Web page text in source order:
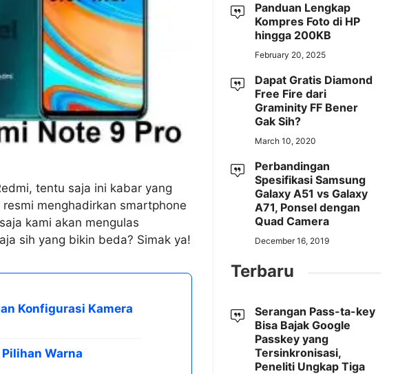
tentu saja ini kabar yang
menghadirkan smartphone
kami akan mengulas
sih yang bikin beda? Simak ya!
Konfigurasi Kamera
Warna
Panduan Lengkap
Kompres Foto di HP
hingga 200KB
February 20, 2025
Dapat Gratis Diamond
Free Fire dari
Graminity FF Bener
Gak Sih?
March 10, 2020
Perbandingan
Spesifikasi Samsung
Galaxy A51 vs Galaxy
A71, Ponsel dengan
Quad Camera
December 16, 2019
Terbaru
Serangan Pass-ta-key
Bisa Bajak Google
Passkey yang
Tersinkronisasi,
Peneliti Ungkap Tiga